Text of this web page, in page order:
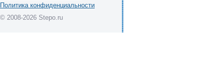
Политика конфиденциальности
© 2008-2026 Stepo.ru